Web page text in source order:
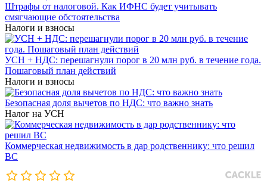
Штрафы от налоговой. Как ИФНС будет учитывать
смягчающие обстоятельства
Налоги и взносы
УСН + НДС: перешагнули порог в 20 млн руб. в течение года.
Пошаговый план действий
Налоги и взносы
Безопасная доля вычетов по НДС: что важно знать
Налог на УСН
Коммерческая недвижимость в дар родственнику: что решил
ВС